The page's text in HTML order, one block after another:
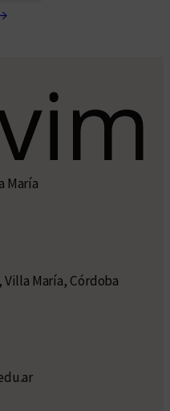
→
María
Villa María, Córdoba